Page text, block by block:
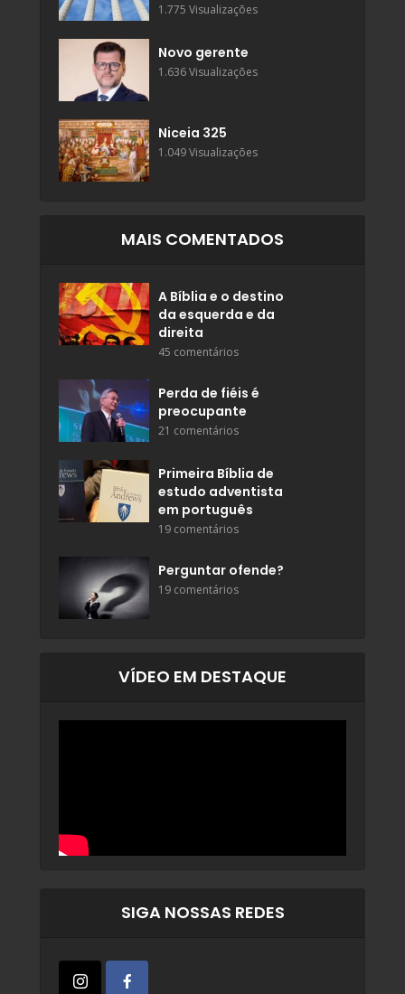
1.775 Visualizações
Novo gerente
1.636 Visualizações
Niceia 325
1.049 Visualizações
MAIS COMENTADOS
A Bíblia e o destino
da esquerda e da
direita
45 comentários
Perda de fiéis é
preocupante
21 comentários
Primeira Bíblia de
estudo adventista
em português
19 comentários
Perguntar ofende?
19 comentários
VÍDEO EM DESTAQUE
SIGA NOSSAS REDES